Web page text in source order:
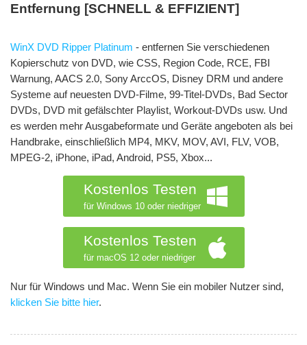
Entfernung [SCHNELL & EFFIZIENT]
WinX DVD Ripper Platinum - entfernen Sie verschiedenen
Kopierschutz von DVD, wie CSS, Region Code, RCE, FBI
Warnung, AACS 2.0, Sony ArccOS, Disney DRM und andere
Systeme auf neuesten DVD-Filme, 99-Titel-DVDs, Bad Sector
DVDs, DVD mit gefälschter Playlist, Workout-DVDs usw. Und
es werden mehr Ausgabeformate und Geräte angeboten als bei
Handbrake, einschließlich MP4, MKV, MOV, AVI, FLV, VOB,
MPEG-2, iPhone, iPad, Android, PS5, Xbox...
Kostenlos Testen
für Windows 10 oder niedriger
Kostenlos Testen
für macOS 12 oder niedriger
Nur für Windows und Mac. Wenn Sie ein mobiler Nutzer sind,
klicken Sie bitte hier.